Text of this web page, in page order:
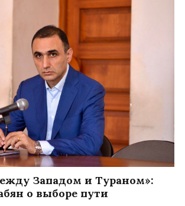
Западом и Тураном»:
о выборе пути